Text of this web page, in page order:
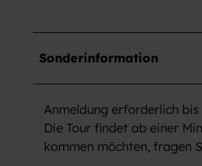
Sonderinformation
Anmeldung erforderlich
Die Tour findet ab einer
kommen möchten, fragen